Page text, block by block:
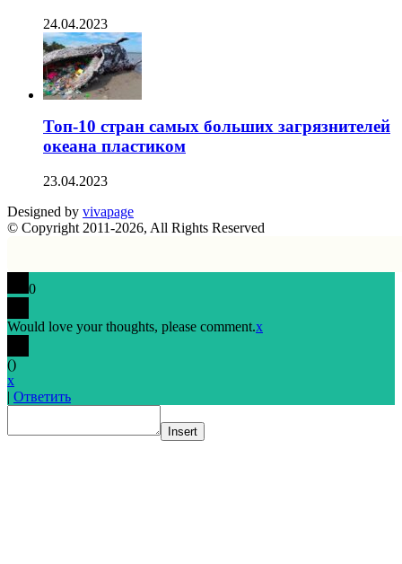
24.04.2023
Топ-10 стран самых больших загрязнителей
океана пластиком
23.04.2023
Designed by vivapage
© Copyright 2011-2026, All Rights Reserved
0
Would love your thoughts, please comment.x
()
x
| Ответить
Insert